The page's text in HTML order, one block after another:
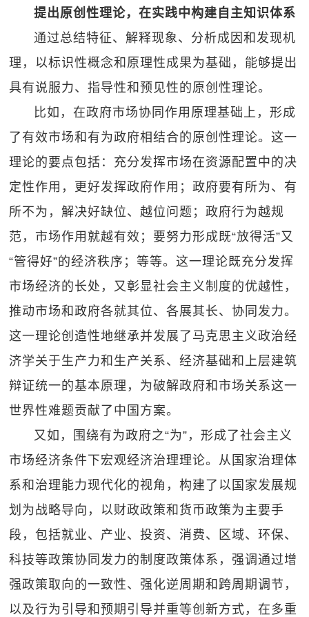
提出原创性理论，在实践中构建自主知识体系
通过总结特征、解释现象、分析成因和发现机
理，以标识性概念和原理性成果为基础，能够提出
具有说服力、指导性和预见性的原创性理论。
比如，在政府市场协同作用原理基础上，形成
了有效市场和有为政府相结合的原创性理论。这一
理论的要点包括：充分发挥市场在资源配置中的决
定性作用，更好发挥政府作用；政府要有所为、有
所不为，解决好缺位、越位问题；政府行为越规
范，市场作用就越有效；要努力形成既“放得活”又
“管得好”的经济秩序；等等。这一理论既充分发挥
市场经济的长处，又彰显社会主义制度的优越性，
推动市场和政府各就其位、各展其长、协同发力。
这一理论创造性地继承并发展了马克思主义政治经
济学关于生产力和生产关系、经济基础和上层建筑
辩证统一的基本原理，为破解政府和市场关系这一
世界性难题贡献了中国方案。
又如，围绕有为政府之“为”，形成了社会主义
市场经济条件下宏观经济治理理论。从国家治理体
系和治理能力现代化的视角，构建了以国家发展规
划为战略导向，以财政政策和货币政策为主要手
段，包括就业、产业、投资、消费、区域、环保、
科技等政策协同发力的制度政策体系，强调通过增
强政策取向的一致性、强化逆周期和跨周期调节，
以及行为引导和预期引导并重等创新方式，在多重